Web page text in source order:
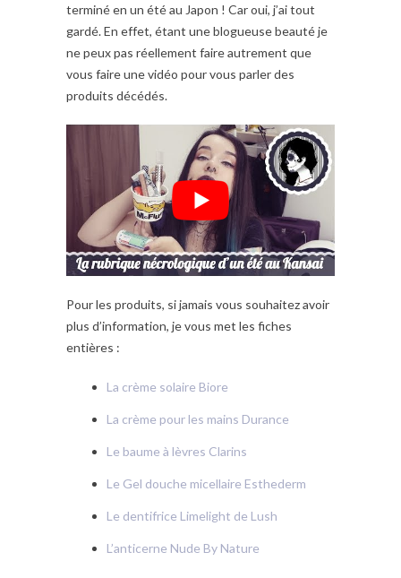
terminé en un été au Japon ! Car oui, j’ai tout
gardé. En effet, étant une blogueuse beauté je
ne peux pas réellement faire autrement que
vous faire une vidéo pour vous parler des
produits décédés.
Pour les produits, si jamais vous souhaitez avoir
plus d’information, je vous met les fiches
entières :
La crème solaire Biore
La crème pour les mains Durance
Le baume à lèvres Clarins
Le Gel douche micellaire Esthederm
Le dentifrice Limelight de Lush
L’anticerne Nude By Nature